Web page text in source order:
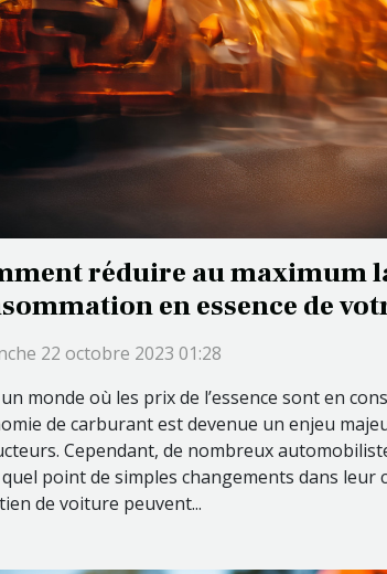
réduire au maximum
en essence de
?
22 octobre 2023 01:28
monde où les prix de l’essence sont en
de carburant est devenue un enjeu
Cependant, de nombreux
quel point de simples changements dans leur
de voiture peuvent...